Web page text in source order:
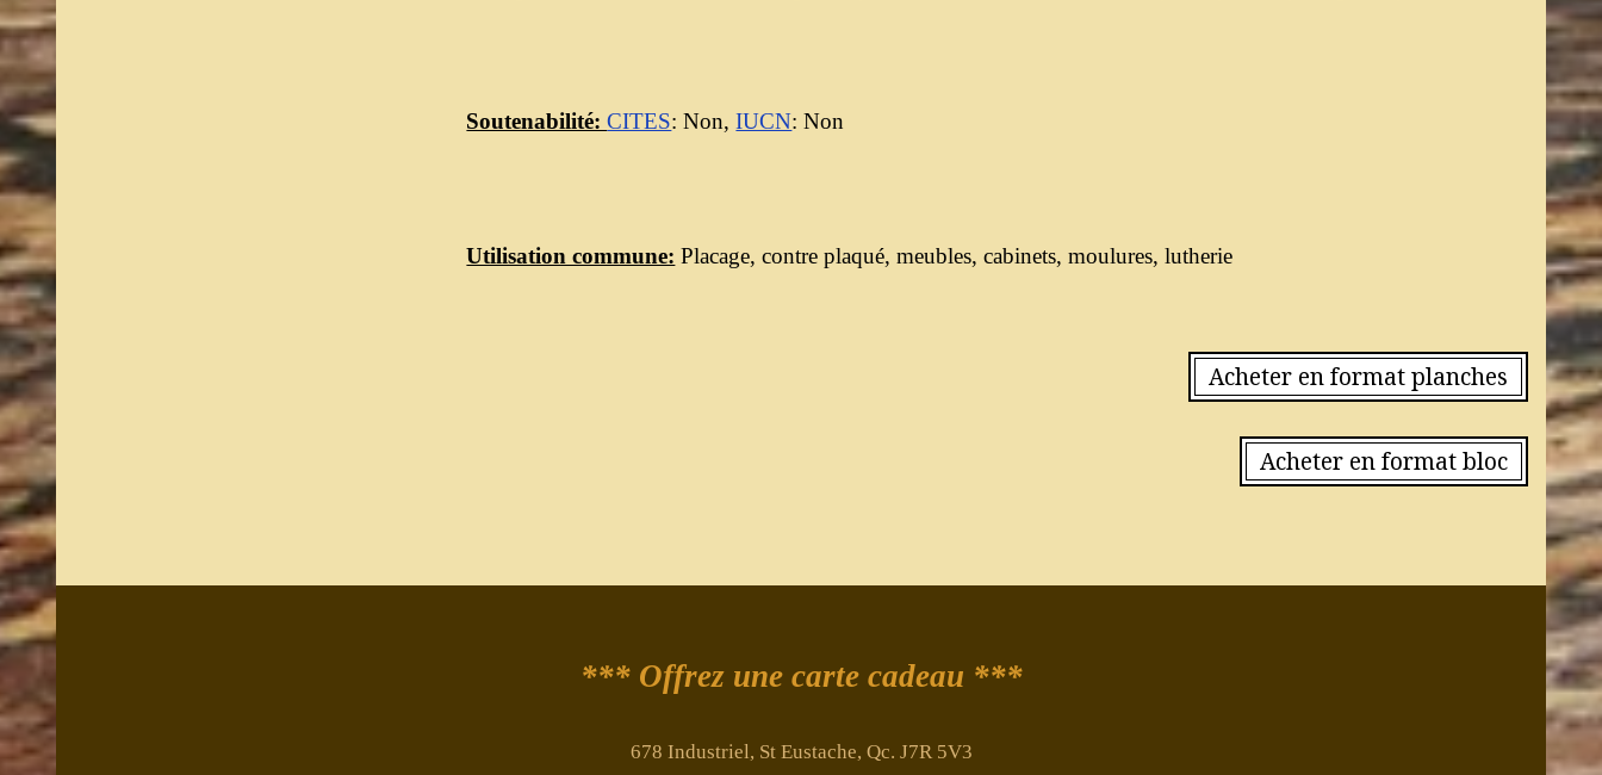
Soutenabilité:CITES: Non,IUCN: Non
Utilisation commune: Placage, contre plaqué, meubles, cabinets, moulures, lutherie
Acheter en format planches
Acheter en format bloc
*** Offrez une carte cadeau ***
678 Industriel, St Eustache, Qc. J7R 5V3